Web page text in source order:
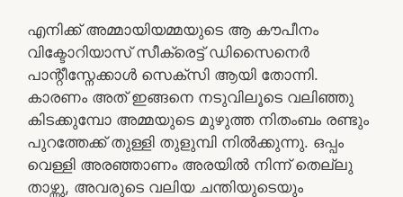
എനിക്ക് അമ്മായിയമ്മയുടെ ആ കൗപീനം
വിക്ടോറിയാസ് സീക്രെട്ട് ഡിസൈനെർ
പാന്റീസ്നേക്കാൾ സെക്സി ആയി തോന്നി.
കാരണം അത് ഇങ്ങനെ നടുവിലൂടെ വലിഞ്ഞു
കിടക്കുമ്പോ അമ്മയുടെ മുഴുത്ത നിതംബം രണ്ടും
പുറത്തേക്ക് തുള്ളി തുളുമ്പി നിൽക്കുന്നു. ഒപ്പം
വെള്ളി അരഞ്ഞാണം അരയിൽ നിന്ന് തെല്ലു
താഴ്ന്നു, അവരുടെ വലിയ ചന്തിയുടെയും